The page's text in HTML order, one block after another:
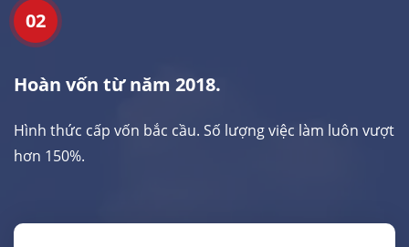
02
Hoàn vốn từ năm 2018.
Hình thức cấp vốn bắc cầu. Số lượng việc làm luôn vượt
hơn 150%.